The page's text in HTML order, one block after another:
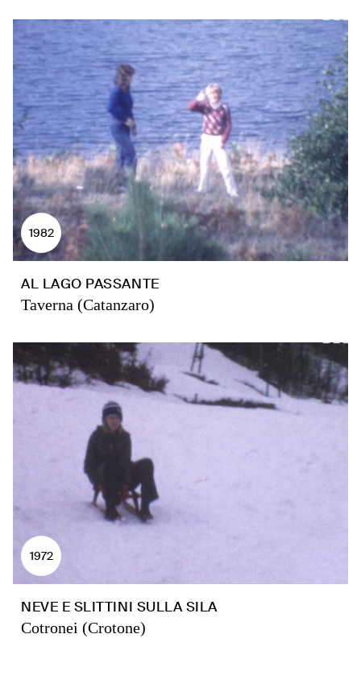
1982
AL LAGO PASSANTE
Taverna (Catanzaro)
1972
NEVE E SLITTINI SULLA SILA
Cotronei (Crotone)